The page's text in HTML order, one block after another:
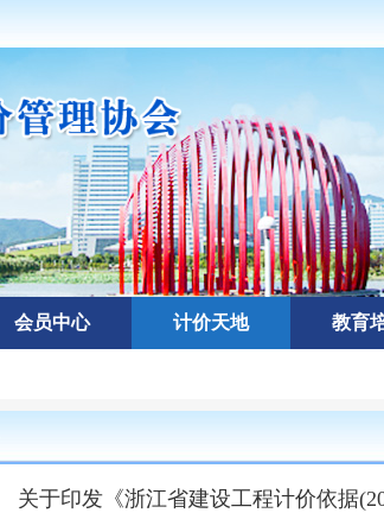
会员中心 计价天地 教育
关于印发《浙江省建设工程计价依据